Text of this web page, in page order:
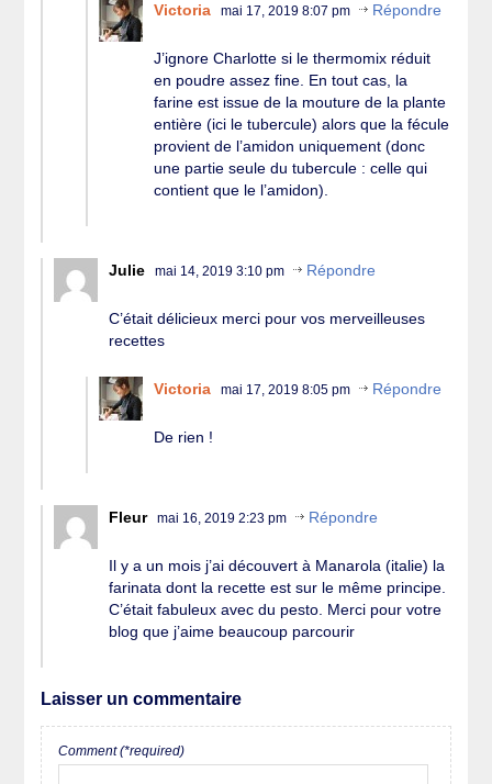
Victoria mai 17, 2019 8:07 pm Répondre
J’ignore Charlotte si le thermomix réduit
en poudre assez fine. En tout cas, la
farine est issue de la mouture de la plante
entière (ici le tubercule) alors que la fécule
provient de l’amidon uniquement (donc
une partie seule du tubercule : celle qui
contient que le l’amidon).
Julie mai 14, 2019 3:10 pm Répondre
C’était délicieux merci pour vos merveilleuses
recettes
Victoria mai 17, 2019 8:05 pm Répondre
De rien !
Fleur mai 16, 2019 2:23 pm Répondre
Il y a un mois j’ai découvert à Manarola (italie) la
farinata dont la recette est sur le même principe.
C’était fabuleux avec du pesto. Merci pour votre
blog que j’aime beaucoup parcourir
Laisser un commentaire
Comment (*required)